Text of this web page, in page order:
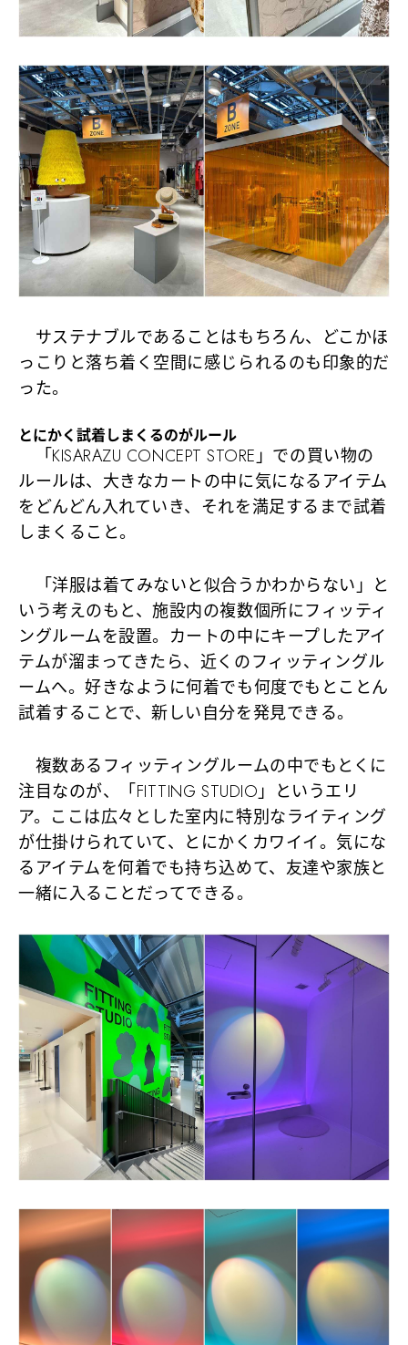
サステナブルであることはもちろん、どこかほ
っこりと落ち着く空間に感じられるのも印象的だ
った。
とにかく試着しまくるのがルール
「KISARAZU CONCEPT STORE」での買い物の
ルールは、大きなカートの中に気になるアイテム
をどんどん入れていき、それを満足するまで試着
しまくること。
「洋服は着てみないと似合うかわからない」と
いう考えのもと、施設内の複数個所にフィッティ
ングルームを設置。カートの中にキープしたアイ
テムが溜まってきたら、近くのフィッティングル
ームへ。好きなように何着でも何度でもとことん
試着することで、新しい自分を発見できる。
複数あるフィッティングルームの中でもとくに
注目なのが、「FITTING STUDIO」というエリ
ア。ここは広々とした室内に特別なライティング
が仕掛けられていて、とにかくカワイイ。気にな
るアイテムを何着でも持ち込めて、友達や家族と
一緒に入ることだってできる。